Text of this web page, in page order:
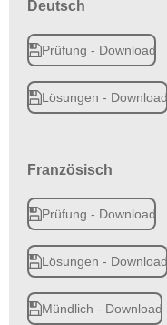
Deutsch
Prüfung - Download
Lösungen - Download
Französisch
Prüfung - Download
Lösungen - Download
Mündlich - Download